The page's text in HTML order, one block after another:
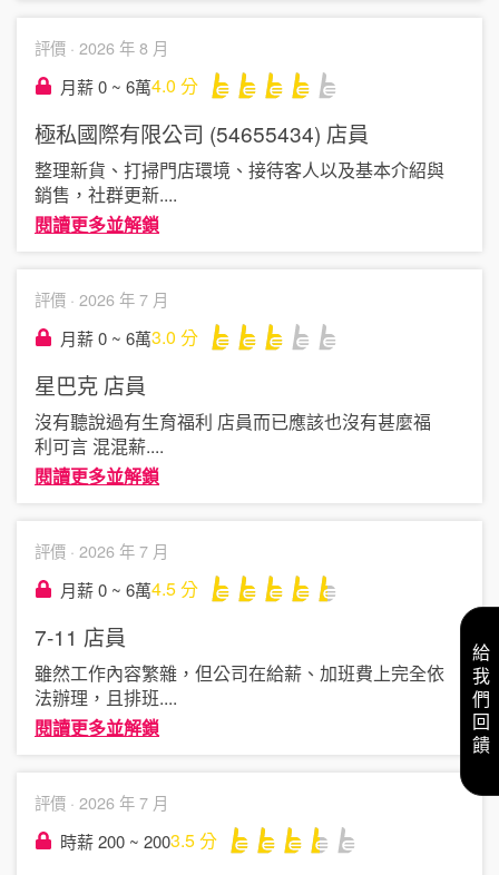
評價 · 2026 年 8 月
月薪 0 ~ 6萬4.0 分
極私國際有限公司 (54655434) 店員
整理新貨、打掃門店環境、接待客人以及基本介紹與
銷售，社群更新....
閱讀更多並解鎖
評價 · 2026 年 7 月
月薪 0 ~ 6萬3.0 分
星巴克 店員
沒有聽說過有生育福利 店員而已應該也沒有甚麼福
利可言 混混薪....
閱讀更多並解鎖
評價 · 2026 年 7 月
月薪 0 ~ 6萬4.5分
7-11 店員
雖然工作內容繁雜，但公司在給薪、加班費上完全依
法辦理，且排班....
閱讀更多並解鎖
評價 · 2026 年 7 月
時薪 200 ~ 2003.5分
給我們回饋